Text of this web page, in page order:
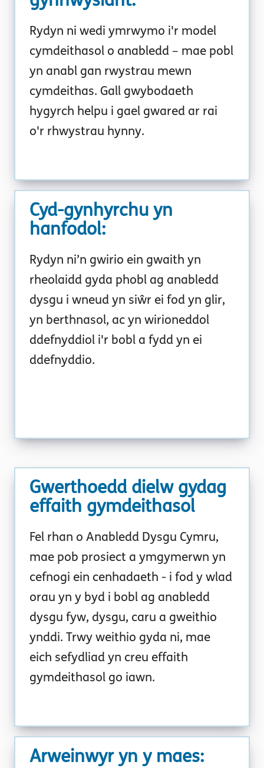
Rydyn ni wedi ymrwymo i'r model
cymdeithasol o anabledd – mae pobl
yn anabl gan rwystrau mewn
cymdeithas. Gall gwybodaeth
hygyrch helpu i gael gwared ar rai
o'r rhwystrau hynny.
Cyd-gynhyrchu yn
hanfodol:
Rydyn ni’n gwirio ein gwaith yn
rheolaidd gyda phobl ag anabledd
dysgu i wneud yn siŵr ei fod yn glir,
yn berthnasol, ac yn wirioneddol
ddefnyddiol i'r bobl a fydd yn ei
ddefnyddio.
Gwerthoedd dielw gydag
effaith gymdeithasol
Fel rhan o Anabledd Dysgu Cymru,
mae pob prosiect a ymgymerwn yn
cefnogi ein cenhadaeth - i fod y wlad
orau yn y byd i bobl ag anabledd
dysgu fyw, dysgu, caru a gweithio
ynddi. Trwy weithio gyda ni, mae
eich sefydliad yn creu effaith
gymdeithasol go iawn.
Arweinwyr yn y maes: